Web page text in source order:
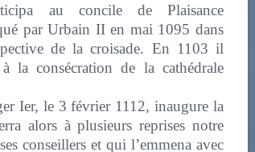
au concile de Plaisance
par Urbain II en mai 1095 dans
de la croisade. En 1103 il
à la consécration de la cathédrale
Ier, le 3 février 1112, inaugure la
alors à plusieurs reprises notre
conseillers et qui l’emmena avec